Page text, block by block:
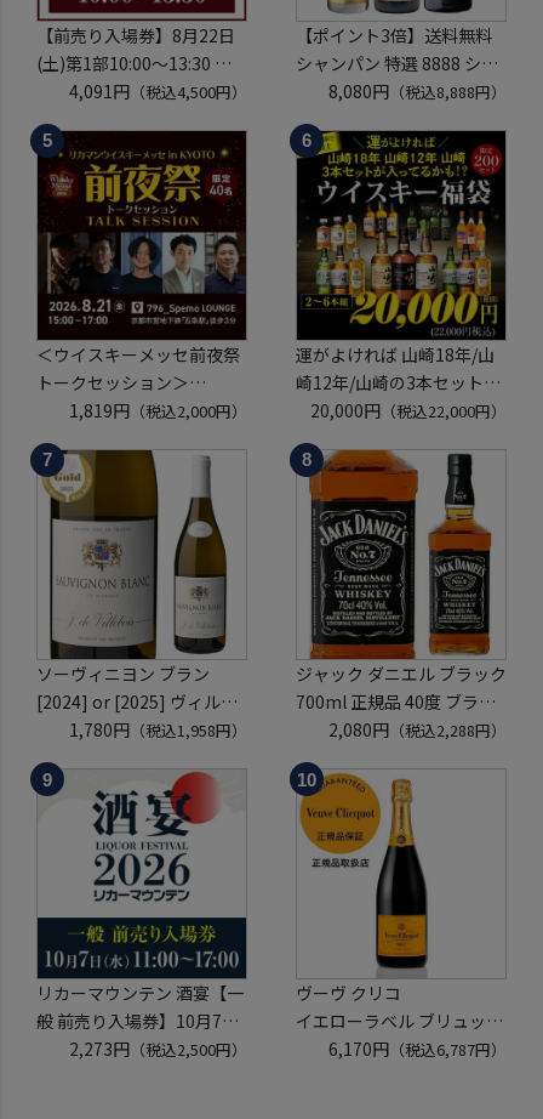
【前売り入場券】8月22日
(土)第1部10:00～13:30 リ
カマンウイスキーメッセ in
京都 2026 1枚
入場券となるeチケットは
【8月中旬】にメールにて
配信予定
※代引き決済不可
4,091円 （税込4,500円）
【ポイント3倍】送料無料
シャンパン 特選 8888 シャ
ンパン福袋 第29弾 高級シ
ャンパン を探せ！ 超レアシ
ャンパンが入ってるかも!?
【限定300セット】 シャン
パーニュ クリスタル ドンペ
リP2 NPU 2008 VT リカー
マウ
8,080円 （税込8,888円）
＜ウイスキーメッセ前夜祭
トークセッション＞
8月21日(金)15:00～17:00京
都開催
クレジットカード決済のみ
1,819円 （税込2,000円）
運がよければ 山崎18年/山
崎12年/山崎の3本セットが
入っているかも！？ ウイス
キー福袋 2～6本組 限定200
セット 虎S ※必ずもらえる
CP対象(1P)
20,000円 （税込22,000円）
ソーヴィニヨン ブラン
[2024] or [2025] ヴィルボ
ワ 750ml フランス ロワー
ル 辛口 白ワイン 浜運A
1,780円 （税込1,958円）
ジャック ダニエル ブラック
700ml 正規品 40度 ブラウ
ンフォーマン
ウイスキー テネシー バーボ
ン 長S
2,080円 （税込2,288円）
リカーマウンテン 酒宴【一
般 前売り入場券】10月7日
(水)11:00～17:00 2026
2,273円 （税込2,500円）
ヴーヴ クリコ
イエローラベル ブリュット
750ml 正規品
6,170円 （税込6,787円）